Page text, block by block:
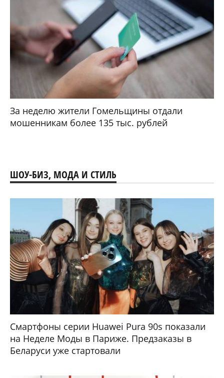
За неделю жители Гомельщины отдали
мошенникам более 135 тыс. рублей
ШОУ-БИЗ, МОДА И СТИЛЬ
Смартфоны серии Huawei Pura 90s показали
на Неделе Моды в Париже. Предзаказы в
Беларуси уже стартовали